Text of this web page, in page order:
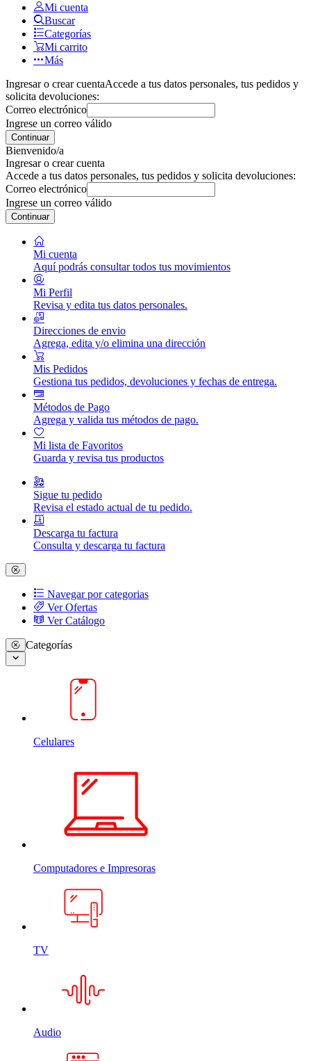
Mi cuenta
Buscar
Categorías
Mi carrito
Más
Ingresar o crear cuentaAccede a tus datos personales, tus pedidos y
solicita devoluciones:
Correo electrónico
Ingrese un correo válido
Continuar
Bienvenido/a
Ingresar o crear cuenta
Accede a tus datos personales, tus pedidos y solicita devoluciones:
Correo electrónico
Ingrese un correo válido
Continuar
Mi cuenta
Aquí podrás consultar todos tus movimientos
Mi Perfil
Revisa y edita tus datos personales.
Direcciones de envio
Agrega, edita y/o elimina una dirección
Mis Pedidos
Gestiona tus pedidos, devoluciones y fechas de entrega.
Métodos de Pago
Agrega y valida tus métodos de pago.
Mi lista de Favoritos
Guarda y revisa tus productos
Sigue tu pedido
Revisa el estado actual de tu pedido.
Descarga tu factura
Consulta y descarga tu factura
Navegar por categorias
Ver Ofertas
Ver Catálogo
Categorías
Celulares
Computadores e Impresoras
TV
Audio